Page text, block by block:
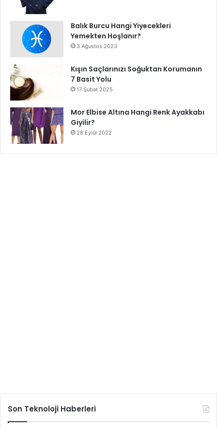
Balık Burcu Hangi Yiyecekleri
Yemekten Hoşlanır?
3 Ağustos 2023
Kışın Saçlarınızı Soğuktan Korumanın
7 Basit Yolu
17 Şubat 2025
Mor Elbise Altına Hangi Renk Ayakkabı
Giyilir?
28 Eylül 2022
Son Teknoloji Haberleri